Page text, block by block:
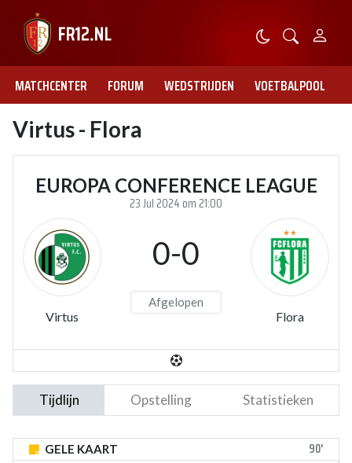
MATCHCENTER FORUM WEDSTRIJDEN VOETBALPOOL
Virtus - Flora
EUROPA CONFERENCE LEAGUE
23 Jul 2024 om 21:00
Virtus
0-0
Afgelopen
Flora
Tijdlijn Opstelling Statistieken
GELE KAART 90'